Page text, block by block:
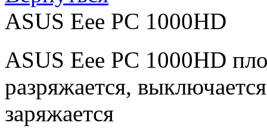
ASUS Eee PC 1000HD
ASUS Eee PC 1000HD
разряжается,
заряжается